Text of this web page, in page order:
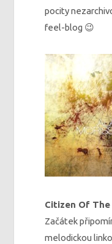
pocity
feel-blog 😉
Citizen Of
Začátek
melodickou